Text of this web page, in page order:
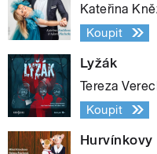
Kateřina
Koupit
Lyžák
Tereza
Koupit